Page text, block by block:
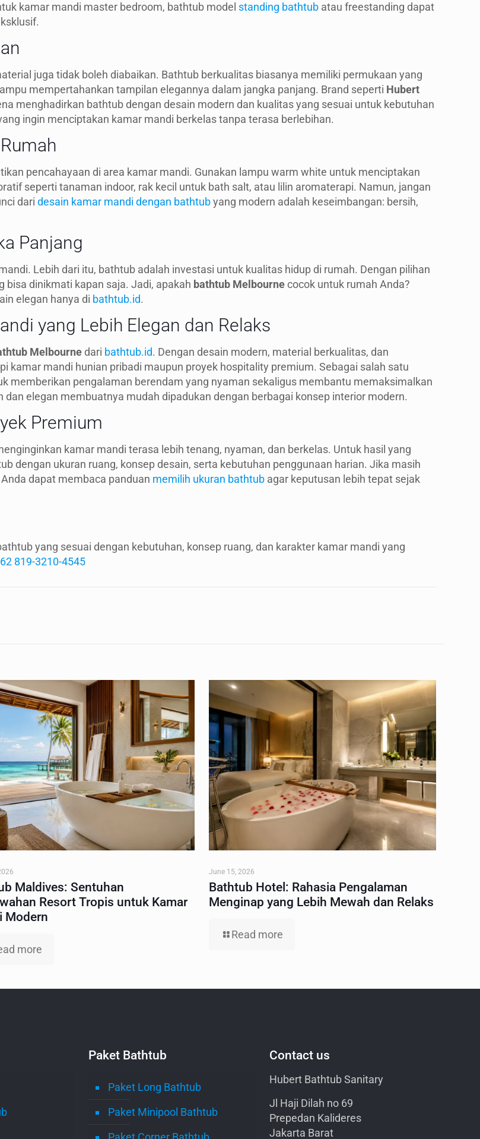
kamar mandi master bedroom, bathtub model standing bathtub atau freestanding dapat
juga tidak boleh diabaikan. Bathtub berkualitas biasanya memiliki permukaan yang
mempertahankan tampilan elegannya dalam jangka panjang. Brand seperti Hubert
menghadirkan bathtub dengan desain modern dan kualitas yang sesuai untuk kebutuhan
ingin menciptakan kamar mandi berkelas tanpa terasa berlebihan.
pencahayaan di area kamar mandi. Gunakan lampu warm white untuk menciptakan
seperti tanaman indoor, rak kecil untuk bath salt, atau lilin aromaterapi. Namun, jangan
daridesain kamar mandi dengan bathtubyang modern adalah keseimbangan: bersih,
Panjang
Lebih dari itu, bathtub adalah investasi untuk kualitas hidup di rumah. Dengan pilihan
bisa dinikmati kapan saja. Jadi, apakah bathtub Melbournecocok untuk rumah Anda?
elegan hanya di bathtub.id.
yang Lebih Elegan dan Relaks
Melbourne dari bathtub.id. Dengan desain modern, material berkualitas, dan
kamar mandi hunian pribadi maupun proyek hospitality premium. Sebagai salah satu
memberikan pengalaman berendam yang nyaman sekaligus membantu memaksimalkan
elegan membuatnya mudah dipadukan dengan berbagai konsep interior modern.
Premium
kamar mandi terasa lebih tenang, nyaman, dan berkelas. Untuk hasil yang
dengan ukuran ruang, konsep desain, serta kebutuhan penggunaan harian. Jika masih
dapat membaca panduan memilih ukuran bathtub agar keputusan lebih tepat sejak
yang sesuai dengan kebutuhan, konsep ruang, dan karakter kamar mandi yang
819-3210-4545
Maldives: Sentuhan
Resort Tropis untuk Kamar
Modern
more
June 15, 2026
Bathtub Hotel: Rahasia Pengalaman
Menginap yang Lebih Mewah dan Relaks
Read more
Paket Bathtub
Paket Long Bathtub
Paket Minipool Bathtub
Contact us
Hubert Bathtub Sanitary
Jl Haji Dilah no 69
Prepedan Kalideres
Jakarta Barat